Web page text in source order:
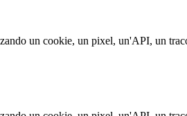
un cookie, un pixel, un'API, un